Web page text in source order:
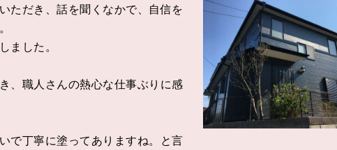
ただき、話を聞くなかで、自信を
ました。
、職人さんの熱心な仕事ぶりに感
で丁寧に塗ってありますね。と言